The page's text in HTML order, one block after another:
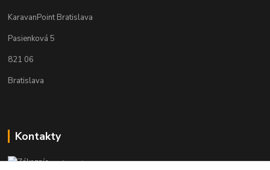
KaravanPoint Bratislava
Pasienková 5
821 06
Bratislava
Kontakty
Zákaznícka podpora KaravanPoint